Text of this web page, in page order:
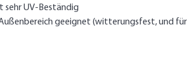
sehr UV-Beständig
geeignet (witterungsfest, und